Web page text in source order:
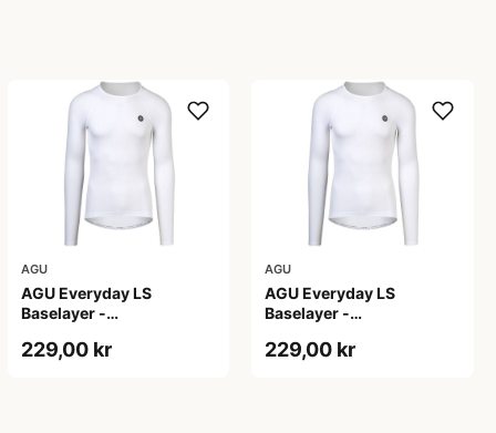
AGU
AGU Everyday LS
Baselayer -
Ærmer - Herre - Hvid -
229,00 kr
AGU
AGU Everyday LS
Baselayer -
Ærmer - Herre - Hvid -
229,00 kr